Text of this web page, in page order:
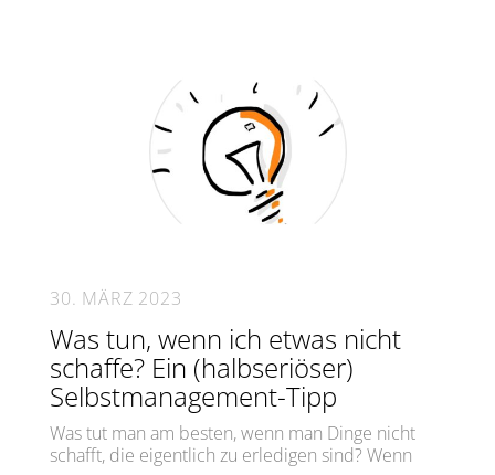
30. MÄRZ 2023
Was tun, wenn ich etwas nicht
schaffe? Ein (halbseriöser)
Selbstmanagement-Tipp
Was tut man am besten, wenn man Dinge nicht
schafft, die eigentlich zu erledigen sind? Wenn